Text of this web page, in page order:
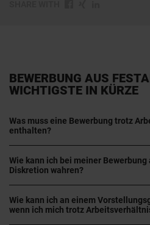
BEWERBUNG AUS
WICHTIGSTE IN KÜRZE
Was muss eine Bewerbung trotz
enthalten?
Wie kann ich bei meiner
Diskretion wahren?
Wie kann ich an einem
wenn ich mich trotz